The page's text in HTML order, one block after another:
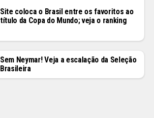
Site coloca o Brasil entre os favoritos ao
título da Copa do Mundo; veja o ranking
Sem Neymar! Veja a escalação da Seleção
Brasileira